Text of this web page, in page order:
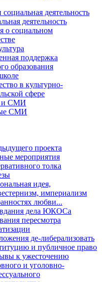
деятельность
деятельность
о социальном
поддержка
образования
в культурно-
сфере
и СМИ
СМИ
проекта
мероприятия
толка
идея,
империализм
любви...
дела ЮКОСа
пересмотра
де-либерализовать
и публичное право
к ужесточению
и уголовно-